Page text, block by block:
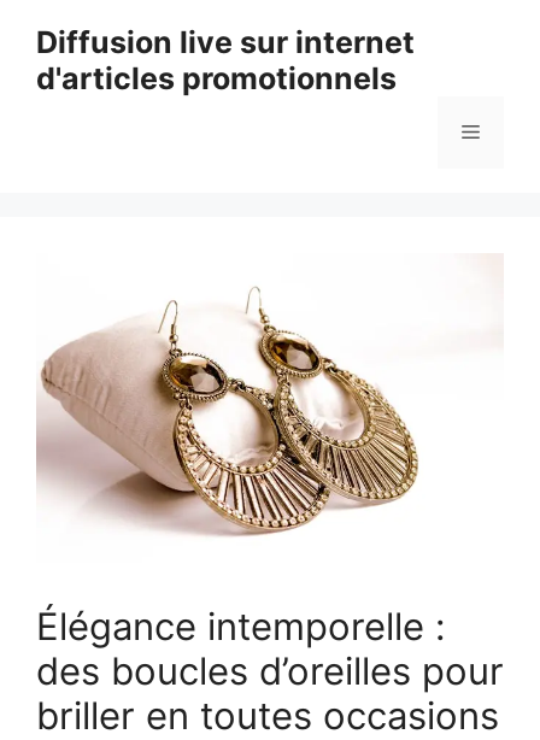
contenu
Diffusion live sur internet
d'articles promotionnels
Menu
Élégance intemporelle :
des boucles d’oreilles pour
briller en toutes occasions